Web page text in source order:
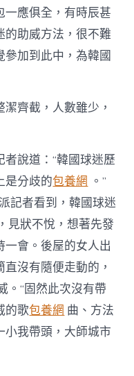
一應俱全，有時辰甚
的助威方法，很不難
加到此中，為韓國
齊截，人數雖少，
說道：“韓國球迷歷
是分歧的包養網 。”
記者看到，韓國球迷
見狀不悅，想著先發
會。後屋的女人出
沒有隨便走動的，
。“固然此次沒有帶
的歌包養網 曲、方法
小我帶頭，大師城市